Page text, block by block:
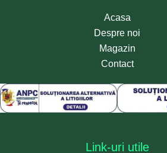
Acasa
Despre noi
Magazin
Contact
Link-uri utile